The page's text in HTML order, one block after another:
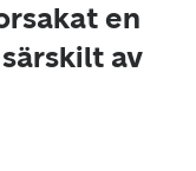
en
av